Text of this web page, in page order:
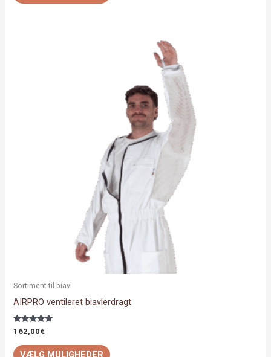
Sortiment til biavl
AIRPRO ventileret biavlerdragt
Vurderet
5.00
ud af 5
162,00€
VÆLG MULIGHEDER
varianter.
Mulighederne
kan
vælges
på
varesiden